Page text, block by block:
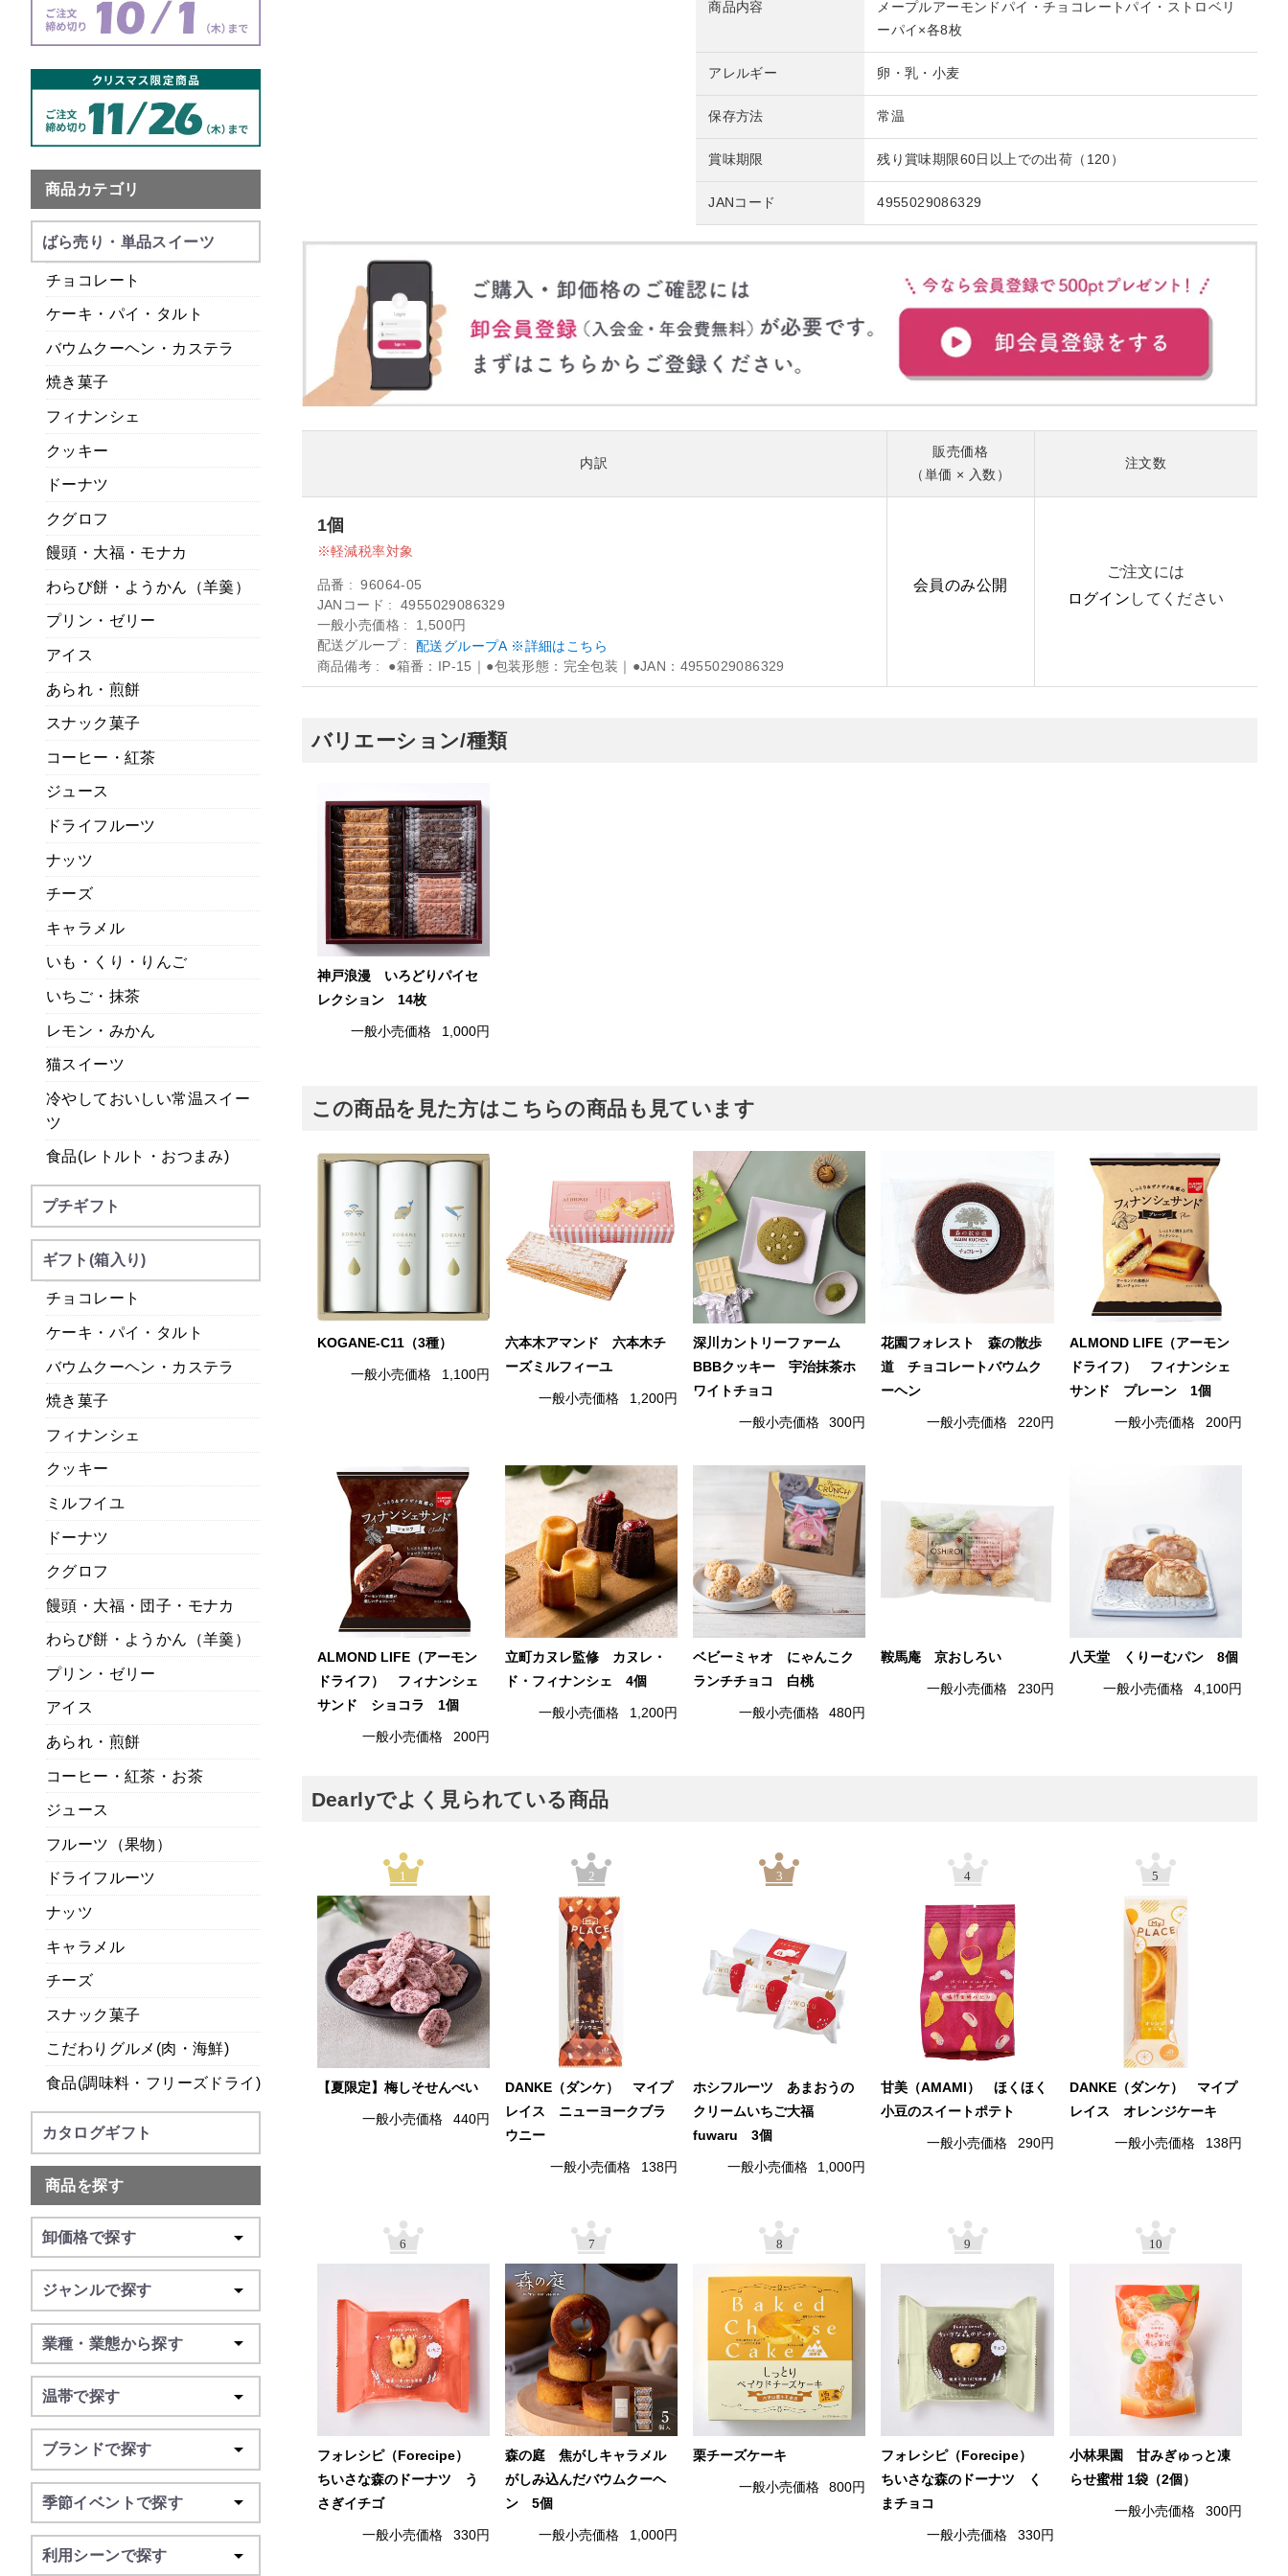
商品内容
メープルアーモンドパイ・チョコレートパイ・ストロベリ
ーパイ×各8枚
アレルギー 卵・乳・小麦
保存方法 常温
賞味期限 残り賞味期限60日以上での出荷（120）
JANコード 4955029086329
内訳
販売価格
（単価 × 入数）
注文数
1個
軽減税率対象
品番
96064-05
JANコード
4955029086329
一般小売価格
1,500円
配送グループ
配送グループA ※詳細はこちら
商品備考 ●箱番：IP-15｜●包装形態：完全包装｜●JAN：4955029086329
会員のみ公開
ご注文には
ログイン してください
バリエーション/種類
神戸浪漫 いろどりパイセ
レクション 14枚
一般小売価格 1,000円
この商品を見た方はこちらの商品も見ています
KOGANE-C11（3種）
一般小売価格 1,100円
六本木アマンド 六本木チ
ーズミルフィーユ
一般小売価格 1,200円
深川カントリーファーム
BBBクッキー 宇治抹茶ホ
ワイトチョコ
一般小売価格 300円
花園フォレスト 森の散歩
道 チョコレートバウムク
ーヘン
一般小売価格 220円
ALMOND LIFE（アーモン
ドライフ） フィナンシェ
サンド プレーン 1個
一般小売価格 200円
ALMOND LIFE（アーモン
ドライフ） フィナンシェ
サンド ショコラ 1個
一般小売価格 200円
立町カヌレ監修 カヌレ・
ド・フィナンシェ 4個
一般小売価格 1,200円
ベビーミャオ にゃんこク
ランチチョコ 白桃
一般小売価格 480円
鞍馬庵 京おしろい
一般小売価格 230円
八天堂 くりーむパン 8個
一般小売価格 4,100円
Dearlyでよく見られている商品
1
【夏限定】梅しそせんべい
一般小売価格 440円
2
DANKE（ダンケ） マイプ
レイス ニューヨークブラ
ウニー
一般小売価格 138円
3
ホシフルーツ あまおうの
クリームいちご大福
fuwaru 3個
一般小売価格 1,000円
4
甘美（AMAMI） ほくほく
小豆のスイートポテト
一般小売価格 290円
5
DANKE（ダンケ） マイプ
レイス オレンジケーキ
一般小売価格 138円
6
フォレシピ（Forecipe）
ちいさな森のドーナツ う
さぎイチゴ
一般小売価格 330円
7
森の庭 焦がしキャラメル
がしみ込んだバウムクーヘ
ン 5個
一般小売価格 1,000円
8
栗チーズケーキ
一般小売価格 800円
9
フォレシピ（Forecipe）
ちいさな森のドーナツ く
まチョコ
一般小売価格 330円
10
小林果園 甘みぎゅっと凍
らせ蜜柑 1袋（2個）
一般小売価格 300円
商品カテゴリ
ばら売り・単品スイーツ
チョコレート
ケーキ・パイ・タルト
バウムクーヘン・カステラ
焼き菓子
フィナンシェ
クッキー
ドーナツ
クグロフ
饅頭・大福・モナカ
わらび餅・ようかん（羊羹）
プリン・ゼリー
アイス
あられ・煎餅
スナック菓子
コーヒー・紅茶
ジュース
ドライフルーツ
ナッツ
チーズ
キャラメル
いも・くり・りんご
いちご・抹茶
レモン・みかん
猫スイーツ
冷やしておいしい常温スイー
ツ
食品(レトルト・おつまみ)
プチギフト
ギフト(箱入り)
チョコレート
ケーキ・パイ・タルト
バウムクーヘン・カステラ
焼き菓子
フィナンシェ
クッキー
ミルフイユ
ドーナツ
クグロフ
饅頭・大福・団子・モナカ
わらび餅・ようかん（羊羹）
プリン・ゼリー
アイス
あられ・煎餅
コーヒー・紅茶・お茶
ジュース
フルーツ（果物）
ドライフルーツ
ナッツ
キャラメル
チーズ
スナック菓子
こだわりグルメ(肉・海鮮)
食品(調味料・フリーズドライ)
カタログギフト
商品を探す
卸価格で探す
ジャンルで探す
業種・業態から探す
温帯で探す
ブランドで探す
季節イベントで探す
利用シーンで探す